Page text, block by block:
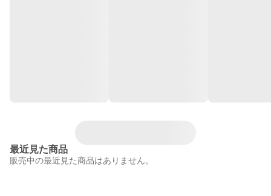
最近見た商品
販売中の最近見た商品はありません。